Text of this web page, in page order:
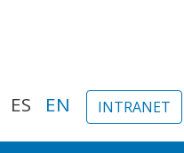
ES EN INTRANET